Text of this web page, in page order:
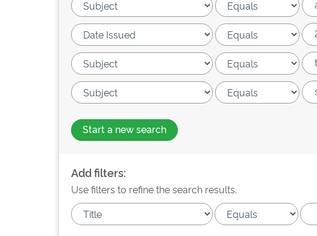
Start a new search
Add filters:
Use filters to refine the search results.